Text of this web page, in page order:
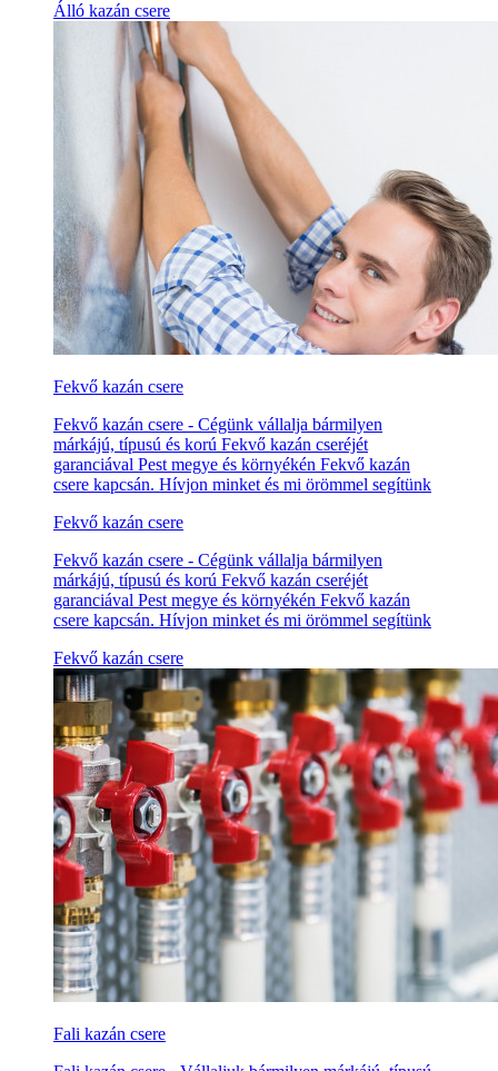
Álló kazán csere
Fekvő kazán csere
Fekvő kazán csere - Cégünk vállalja bármilyen
márkájú, típusú és korú Fekvő kazán cseréjét
garanciával Pest megye és környékén Fekvő kazán
csere kapcsán. Hívjon minket és mi örömmel segítünk
Fekvő kazán csere
Fekvő kazán csere - Cégünk vállalja bármilyen
márkájú, típusú és korú Fekvő kazán cseréjét
garanciával Pest megye és környékén Fekvő kazán
csere kapcsán. Hívjon minket és mi örömmel segítünk
Fekvő kazán csere
Fali kazán csere